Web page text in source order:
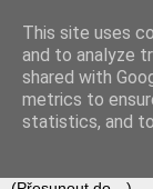
This site uses
and to analyze
shared with
metrics to
statistics, and